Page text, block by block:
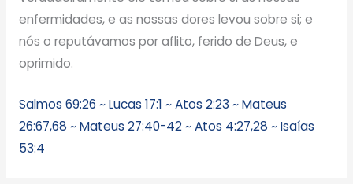
enfermidades, e as nossas dores levou sobre si; e
nós o reputávamos por aflito, ferido de Deus, e
oprimido.
Salmos 69:26 ~Lucas 17:1 ~Atos 2:23 ~Mateus
26:67,68 ~Mateus 27:40-42 ~Atos 4:27,28 ~Isaías
53:4